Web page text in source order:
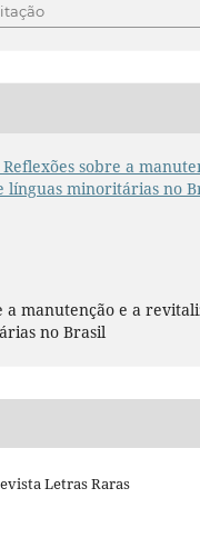
sobre a
línguas minoritárias no
a manutenção e a
no Brasil
Letras Raras